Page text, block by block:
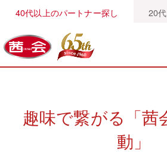
40代以上のパートナー探し 20
趣味で繋がる「茜
動」